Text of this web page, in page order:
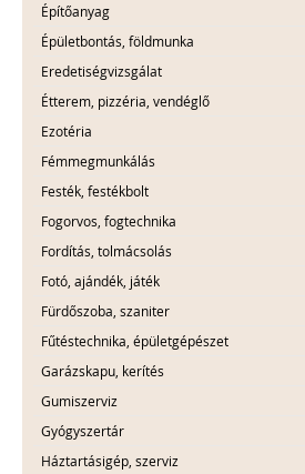
Építőanyag
Épületbontás, földmunka
Eredetiségvizsgálat
Étterem, pizzéria, vendéglő
Ezotéria
Fémmegmunkálás
Festék, festékbolt
Fogorvos, fogtechnika
Fordítás, tolmácsolás
Fotó, ajándék, játék
Fürdőszoba, szaniter
Fűtéstechnika, épületgépészet
Garázskapu, kerítés
Gumiszerviz
Gyógyszertár
Háztartásigép, szerviz